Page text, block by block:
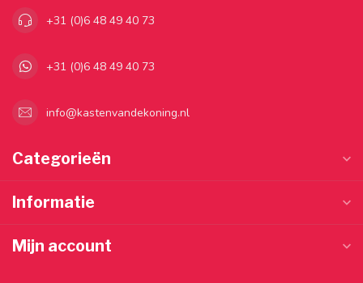
+31 (0)6 48 49 40 73
+31 (0)6 48 49 40 73
info@kastenvandekoning.nl
Categorieën
Informatie
Mijn account